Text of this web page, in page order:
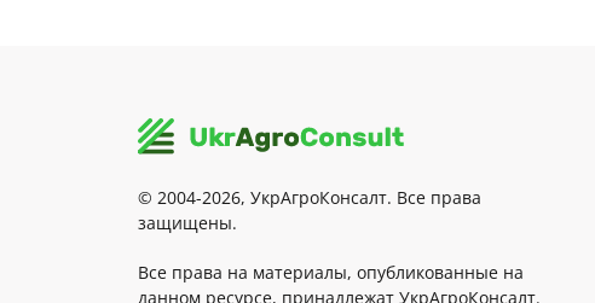
© 2004-2026, УкрАгроКонсалт. Все права
защищены.
Все права на материалы, опубликованные на
данном ресурсе, принадлежат УкрАгроКонсалт.